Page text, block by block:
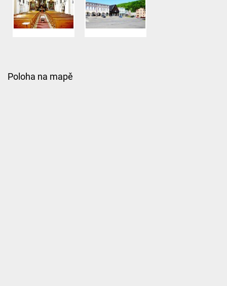
Poloha na mapě